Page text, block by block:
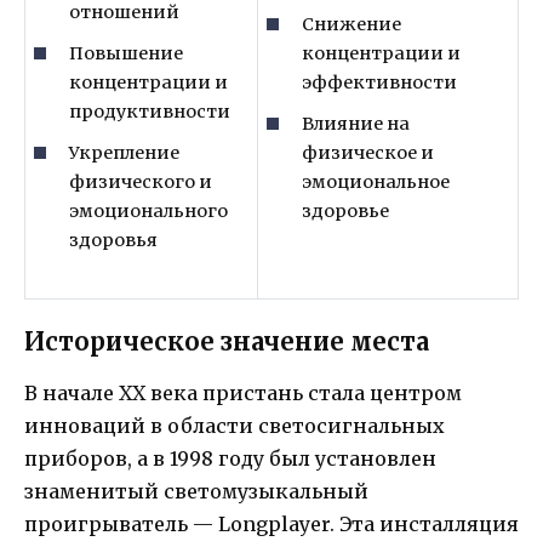
отношений
Повышение
концентрации и
продуктивности
Укрепление
физического и
эмоционального
здоровья
Снижение
концентрации и
эффективности
Влияние на
физическое и
эмоциональное
здоровье
Историческое значение места
В начале XX века пристань стала центром
инноваций в области светосигнальных
приборов, а в 1998 году был установлен
знаменитый светомузыкальный
проигрыватель — Longplayer. Эта инсталляция